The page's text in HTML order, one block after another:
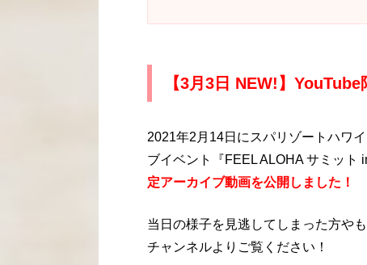
【3月3日 NEW!】
2021年2月14日にスパリゾートハワ
ブイベント『FEEL ALOHA サミッ
定アーカイブ動画を公開しました！
当日の様子を見逃してしまった方や
チャンネルよりご覧ください！